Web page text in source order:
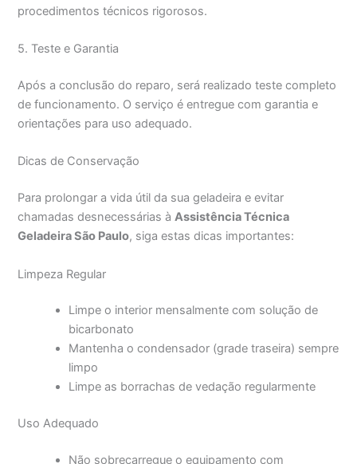
procedimentos técnicos rigorosos.
5. Teste e Garantia
Após a conclusão do reparo, será realizado teste completo
de funcionamento. O serviço é entregue com garantia e
orientações para uso adequado.
Dicas de Conservação
Para prolongar a vida útil da sua geladeira e evitar
chamadas desnecessárias àAssistência Técnica
Geladeira São Paulo, siga estas dicas importantes:
Limpeza Regular
Limpe o interior mensalmente com solução de
bicarbonato
Mantenha o condensador (grade traseira) sempre
limpo
Limpe as borrachas de vedação regularmente
Uso Adequado
Não sobrecarregue o equipamento com